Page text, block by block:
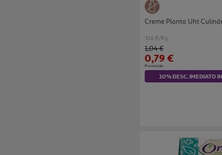
Creme Planta Uht
3.16 €/Kg
Price reduced from
1,04 €to
0,79 €
Promoção
10% DESC. IMEDIATO